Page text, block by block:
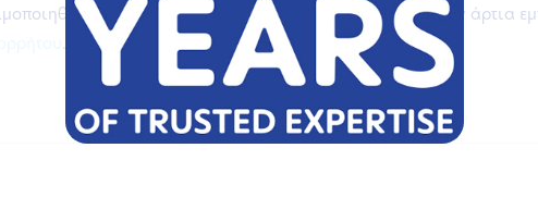
για τη διεκπεραίωση της παραγγελίας σας, την άρτια
.